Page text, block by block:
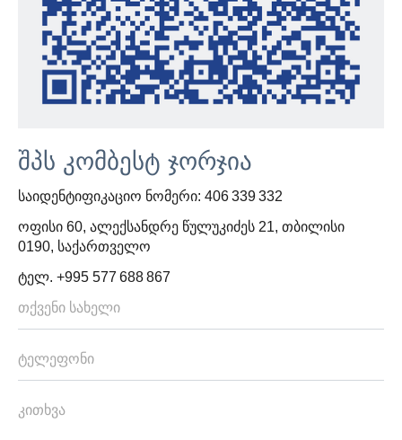
შპს კომბესტ ჯორჯია
საიდენტიფიკაციო ნომერი: 406 339 332
ოფისი 60, ალექსანდრე წულუკიძეს 21, თბილისი
0190, საქართველო
ტელ. +995 577 688 867